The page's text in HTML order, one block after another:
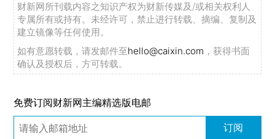
财新网所刊载内容之知识产权为财新传媒及/或相关权利人
专属所有或持有。未经许可，禁止进行转载、摘编、复制及
建立镜像等任何使用。
如有意愿转载，请发邮件至hello@caixin.com ，获得书面
确认及授权后，方可转载。
免费订阅财新网主编精选版电邮
订阅